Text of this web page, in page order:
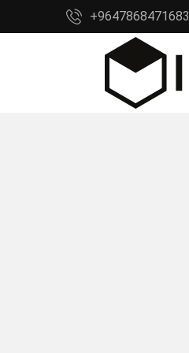
+9647868471683